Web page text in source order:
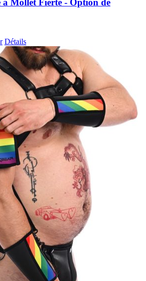
à Mollet Fierté - Option de
Détails